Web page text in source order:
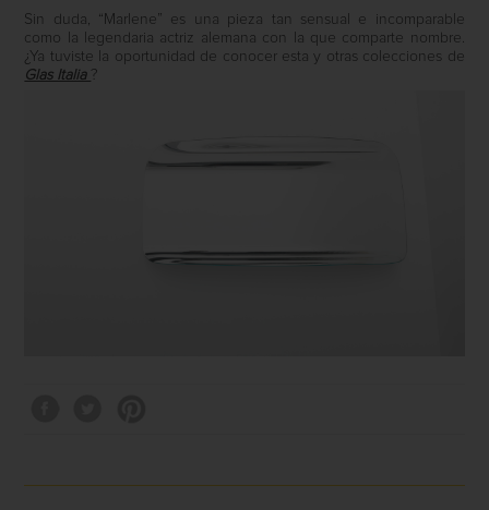
Sin duda, “Marlene” es una pieza tan sensual e incomparable
como la legendaria actriz alemana con la que comparte nombre.
¿Ya tuviste la oportunidad de conocer esta y otras colecciones de
Glas Italia ?